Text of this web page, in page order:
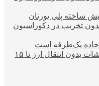
ساخته پلی یورتان
تخریب در دکوراسیون
تمدید بخشنامه اعتبار ثبت سفارشات بدون انتقال ارز تا ۱۵